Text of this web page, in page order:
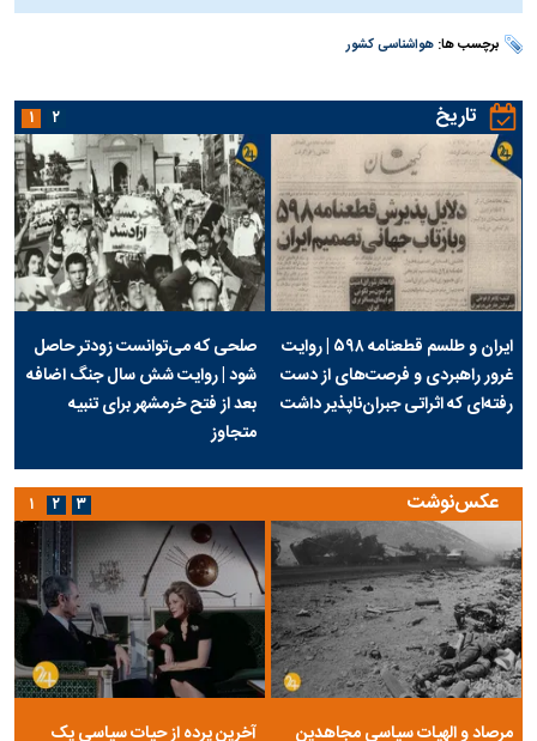
برچسب ها:هواشناسی کشور
تاریخ
ایران و طلسم قطعنامه ۵۹۸ | روایت
غرور راهبردی و فرصت‌های از دست
رفته‌ای که اثراتی جبران‌ناپذیر داشت
صلحی که می‌توانست زودتر حاصل
شود | روایت شش سال جنگ اضافه
بعد از فتح خرمشهر برای تنبیه
متجاوز
۱ ۲
عکس‌نوشت
مرصاد و الهیات سیاسی مجاهدین آخرین پرده از حیات سیاسی یک
۱ ۲ ۳